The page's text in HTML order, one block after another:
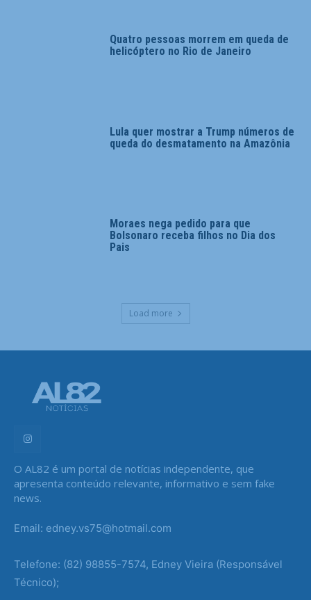
Quatro pessoas morrem em queda de
helicóptero no Rio de Janeiro
Lula quer mostrar a Trump números de
queda do desmatamento na Amazônia
Moraes nega pedido para que
Bolsonaro receba filhos no Dia dos
Pais
Load more
O AL82 é um portal de notícias independente, que
apresenta conteúdo relevante, informativo e sem fake
news.
Email: edney.vs75@hotmail.com
Telefone: (82) 98855-7574, Edney Vieira (Responsável
Técnico);